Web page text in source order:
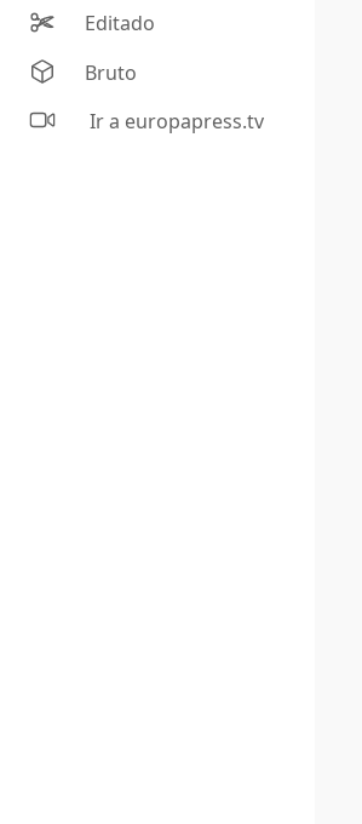
Editado
Bruto
Ir a europapress.tv